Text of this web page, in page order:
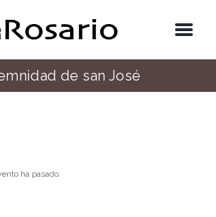
de san José
ha pasado.